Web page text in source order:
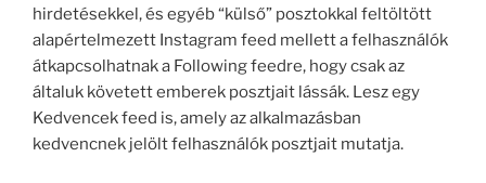
hirdetésekkel, és egyéb “külső” posztokkal feltöltött
alapértelmezett Instagram feed mellett a felhasználók
átkapcsolhatnak a Following feedre, hogy csak az
általuk követett emberek posztjait lássák. Lesz egy
Kedvencek feed is, amely az alkalmazásban
kedvencnek jelölt felhasználók posztjait mutatja.